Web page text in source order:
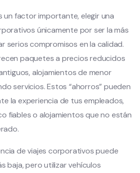
un factor importante, elegir una
únicamente por ser la más
serios compromisos en la calidad.
paquetes a precios reducidos
alojamientos de menor
servicios. Estos “ahorros” pueden
la experiencia de tus empleados,
fiables o alojamientos que no están
de viajes corporativos puede
baja, pero utilizar vehículos